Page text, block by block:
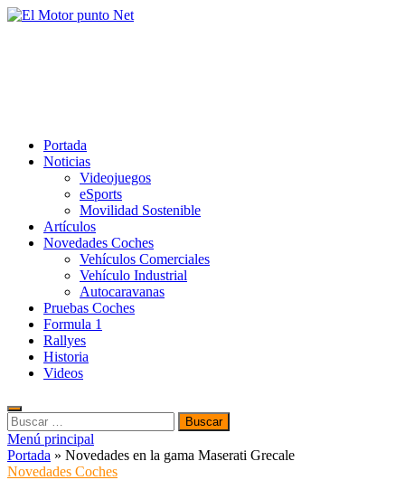
Saltar
Portada
Noticias
Videojuegos
eSports
Movilidad Sostenible
Artículos
Novedades Coches
Vehículos Comerciales
Vehículo Industrial
Autocaravanas
Pruebas Coches
Formula 1
Rallyes
Historia
Videos
Buscar:
Menú principal
Portada » Novedades en la gama Maserati Grecale
Novedades Coches